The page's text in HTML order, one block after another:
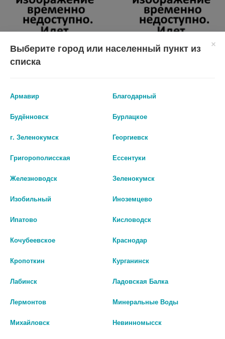
70/17/35
5 700 руб.
шт
В КОРЗИНУ
65/17/32
6 374 руб.
65/25/32
70/17/32
Выберите город или населенный пункт из
списка
Армавир Благодарный
Будённовск Бурлацкое
г. Зеленокумск Георгиевск
Григорополисская Ессентуки
Железноводск Зеленокумск
Изобильный Иноземцево
Ипатово Кисловодск
Кочубеевское Краснодар
Кропоткин Курганинск
Лабинск Ладовская Балка
Лермонтов Минеральные Воды
Михайловск Невинномысск